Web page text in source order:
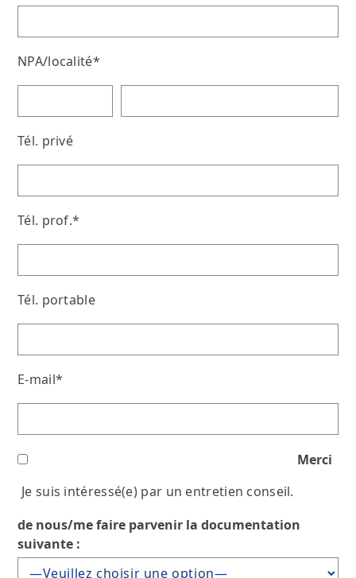
NPA/localité*
Tél. privé
Tél. prof.*
Tél. portable
E-mail*
Je suis intéressé(e) par un entretien conseil.
Merci
de nous/me faire parvenir la documentation
suivante :